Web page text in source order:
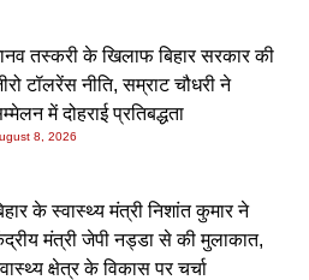
तस्करी के खिलाफ बिहार सरकार की
टॉलरेंस नीति, सम्राट चौधरी ने
में दोहराई प्रतिबद्धता
8, 2026
के स्वास्थ्य मंत्री निशांत कुमार ने
मंत्री जेपी नड्डा से की मुलाकात,
क्षेत्र के विकास पर चर्चा